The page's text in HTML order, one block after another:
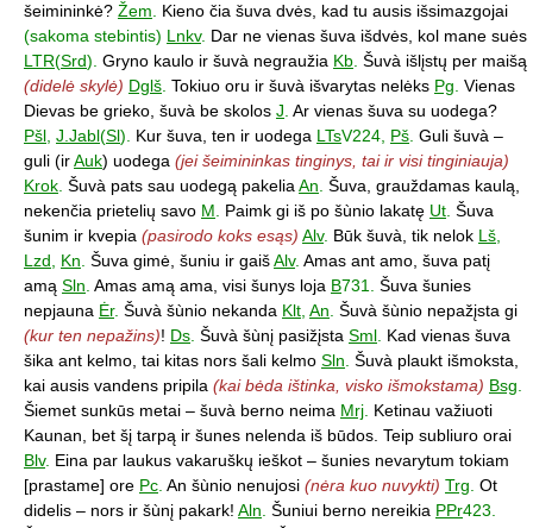
šeimininkė? Žem. Kieno čia šuva dvės, kad tu ausis išsimazgojai
(sakoma stebintis) Lnkv. Dar ne vienas šuva išdvės, kol mane suės
LTR(Srd). Gryno kaulo ir šuvà negraužia Kb. Šuvà išlįstų per maišą
(didelė skylė) Dglš. Tokiuo oru ir šuvà išvarytas nelėks Pg. Vienas
Dievas be grieko, šuvà be skolos J. Ar vienas šuva su uodega?
Pšl, J.Jabl(Sl). Kur šuva, ten ir uodega LTsV224, Pš. Guli šuvà –
guli (irAuk) uodega (jei šeimininkas tinginys, tai ir visi tinginiauja)
Krok. Šuvà pats sau uodegą pakeliaAn. Šuva, grauždamas kaulą,
nekenčia prietelių savo M. Paimk gi iš po šùnio lakatę Ut. Šuva
šunim ir kvepia (pasirodo koks esąs) Alv. Būk šuvà, tik nelok Lš,
Lzd, Kn. Šuva gimė, šuniu ir gaišAlv. Amas ant amo, šuva patį
amą Sln. Amas amą ama, visi šunys loja B731. Šuva šunies
nepjauna Ėr. Šuvà šùnio nekanda Klt, An. Šuvà šùnio nepažįsta gi
(kur ten nepažins)! Ds. Šuvà šùnį pasižįsta Sml. Kad vienas šuva
šika ant kelmo, tai kitas nors šali kelmo Sln. Šuvà plaukt išmoksta,
kai ausis vandens pripila (kai bėda ištinka, visko išmokstama) Bsg.
Šiemet sunkūs metai – šuvà berno neima Mrj. Ketinau važiuoti
Kaunan, bet šį tarpą ir šunes nelenda iš būdos. Teip subliuro orai
Blv. Eina par laukus vakaruškų ieškot – šunies nevarytum tokiam
[prastame] ore Pc. An šùnio nenujosi (nėra kuo nuvykti) Trg. Ot
didelis – nors ir šùnį pakark! Aln. Šuniui berno nereikia PPr423.